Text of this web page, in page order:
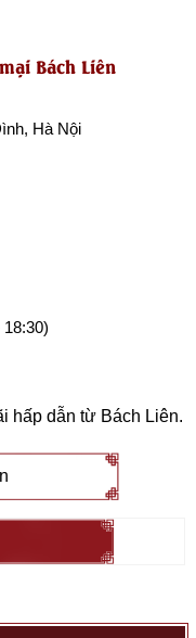
Bách Liên
Hà Nội
hấp dẫn từ Bách Liên.